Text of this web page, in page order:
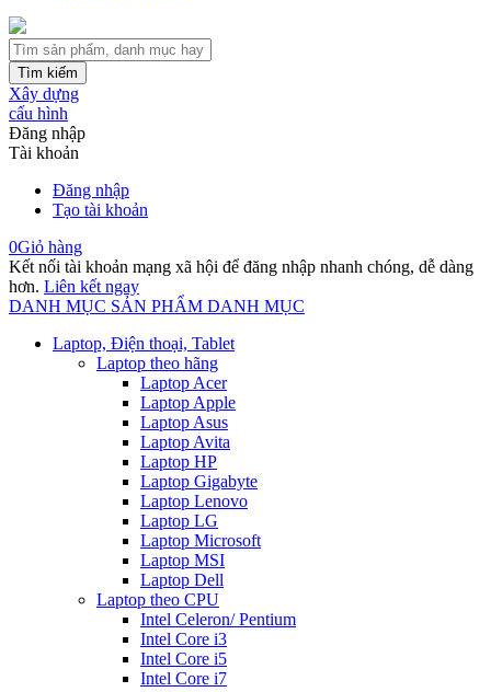
Tìm kiếm
Xây dựng
cấu hình
Đăng nhập
Tài khoản
Đăng nhập
Tạo tài khoản
0Giỏ hàng
Kết nối tài khoản mạng xã hội để đăng nhập nhanh chóng, dễ dàng
hơn. Liên kết ngay
DANH MỤC SẢN PHẨM DANH MỤC
Laptop, Điện thoại, Tablet
Laptop theo hãng
Laptop Acer
Laptop Apple
Laptop Asus
Laptop Avita
Laptop HP
Laptop Gigabyte
Laptop Lenovo
Laptop LG
Laptop Microsoft
Laptop MSI
Laptop Dell
Laptop theo CPU
Intel Celeron/ Pentium
Intel Core i3
Intel Core i5
Intel Core i7